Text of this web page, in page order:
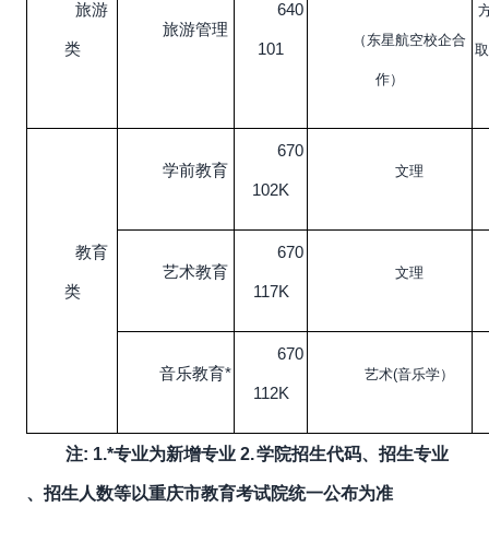
旅游
类
旅游管理
640
101 （东星航空校企合
作）
教育
类
学前教育
670
102K
文理
艺术教育
670
117K
文理
音乐教育*
670
112K
艺术(音乐学）
注: 1.*专业为新增专业 2.学院招生代码、招生专业
、招生人数等以重庆市教育考试院统一公布为准